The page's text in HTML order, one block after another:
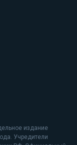
издание
Учредители